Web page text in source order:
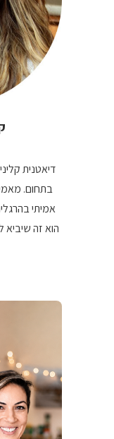
דיאטנית
בתחום.
אמיתי
הוא זה